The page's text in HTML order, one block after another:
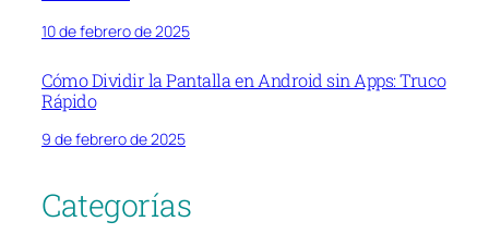
10 de febrero de 2025
Cómo Dividir la Pantalla en Android sin Apps: Truco
Rápido
9 de febrero de 2025
Categorías